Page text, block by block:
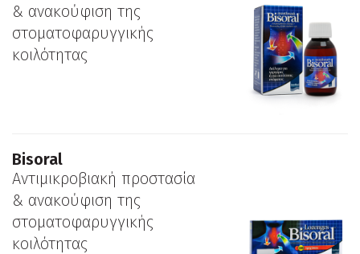
& ανακούφιση της
στοματοφαρυγγικής
κοιλότητας
Bisoral
Αντιμικροβιακή προστασία
& ανακούφιση της
στοματοφαρυγγικής
κοιλότητας